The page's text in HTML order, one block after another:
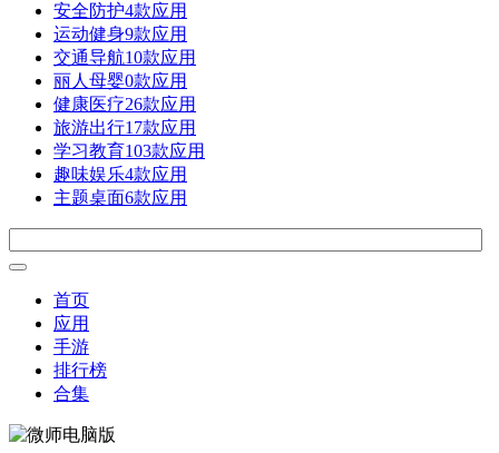
安全防护4款应用
运动健身9款应用
交通导航10款应用
丽人母婴0款应用
健康医疗26款应用
旅游出行17款应用
学习教育103款应用
趣味娱乐4款应用
主题桌面6款应用
首页
应用
手游
排行榜
合集